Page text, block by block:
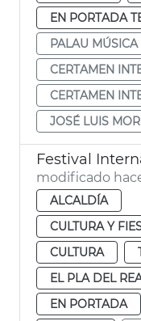
EN PORTADA
PALAU MÚSICA
CERTAMEN
CERTAMEN
JOSÉ LUIS
Festival
modificado
ALCALDÍA
CULTURA Y
CULTURA
EL PLA DEL
EN PORTADA